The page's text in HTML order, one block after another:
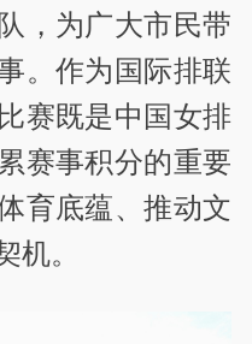
，为广大市民带
。作为国际排联
赛既是中国女排
赛事积分的重要
育底蕴、推动文
机。